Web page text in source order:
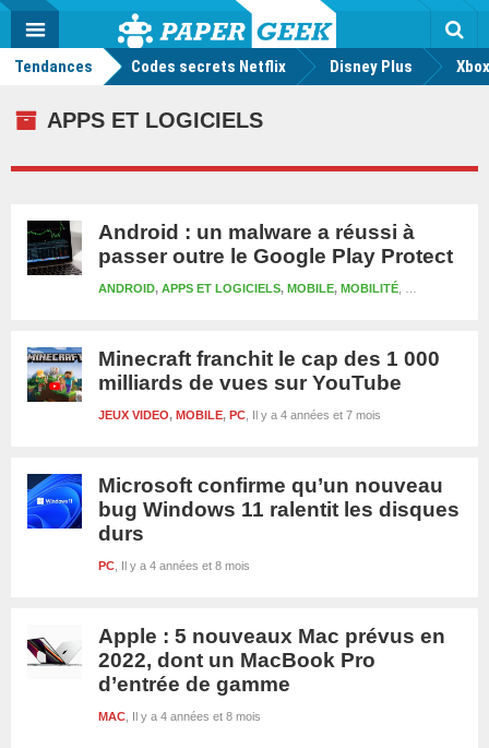
Actu
geek
MENU
Tendances Codes secrets Netflix Disney Plus
APPS ET LOGICIELS
Android : un malware a réussi à
passer outre le Google Play Protect
ANDROID, APPS ET LOGICIELS, MOBILE, MOBILITÉ
Minecraft franchit le cap des 1 000
milliards de vues sur YouTube
Il y a 4 années et 7 mois
JEUX VIDEO, MOBILE, PC
Microsoft confirme qu’un nouveau
bug Windows 11 ralentit les disques
durs
Il y a 4 années et 8 mois
PC
Apple : 5 nouveaux Mac prévus en
2022, dont un MacBook Pro
d’entrée de gamme
Il y a 4 années et 8 mois
MAC
Mode
FacebookTwitter Youtube